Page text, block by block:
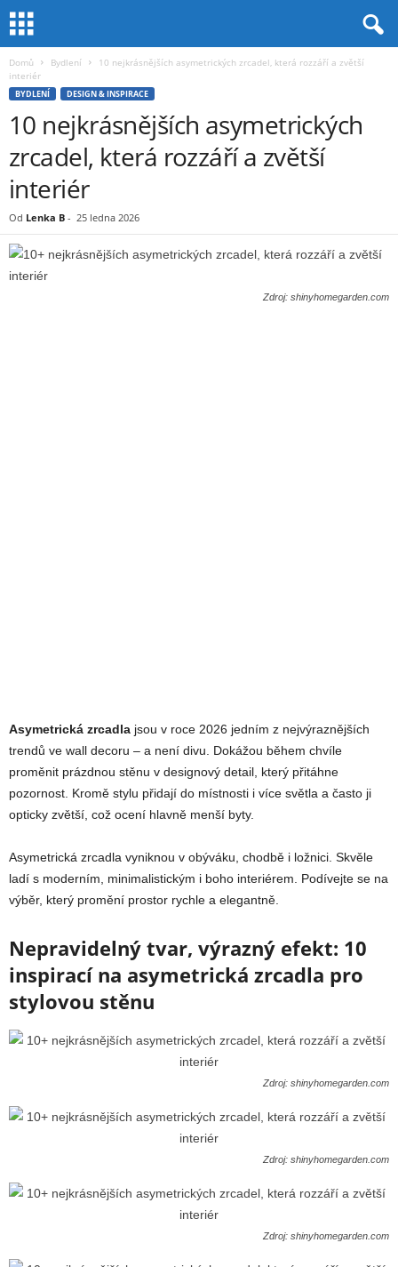
Domů Bydlení
10 nejkrásnějších asymetrických zrcadel, která rozzáří a zvětší
interiér
BYDLENÍ DESIGN & INSPIRACE
10 nejkrásnějších asymetrických
zrcadel, která rozzáří a zvětší
interiér
Od Lenka B - 25 ledna 2026
Zdroj: shinyhomegarden.com
Asymetrická zrcadla jsou v roce 2026 jedním z nejvýraznějších
trendů ve wall decoru – a není divu. Dokážou během chvíle
proměnit prázdnou stěnu v designový detail, který přitáhne
pozornost. Kromě stylu přidají do místnosti i více světla a často ji
opticky zvětší, což ocení hlavně menší byty.
Asymetrická zrcadla vyniknou v obýváku, chodbě i ložnici. Skvěle
ladí s moderním, minimalistickým i boho interiérem. Podívejte se na
výběr, který promění prostor rychle a elegantně.
Nepravidelný tvar, výrazný efekt: 10
inspirací na asymetrická zrcadla pro
stylovou stěnu
Zdroj: shinyhomegarden.com
Zdroj: shinyhomegarden.com
Zdroj: shinyhomegarden.com